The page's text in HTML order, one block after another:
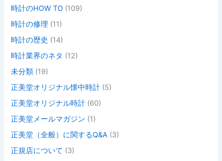
時計のHOW TO (109)
時計の修理 (11)
時計の歴史 (14)
時計業界のネタ (12)
未分類 (19)
正美堂オリジナル懐中時計 (5)
正美堂オリジナル時計 (60)
正美堂メールマガジン (1)
正美堂（全般）に関するQ&A (3)
正規店について (3)